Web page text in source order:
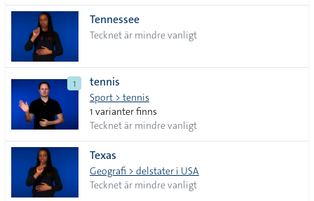
Tennessee
Tecknet är mindre vanligt
1 tennis
Sport > tennis
1 varianter finns
Tecknet är mindre vanligt
Texas
Geografi > delstater i USA
Tecknet är mindre vanligt